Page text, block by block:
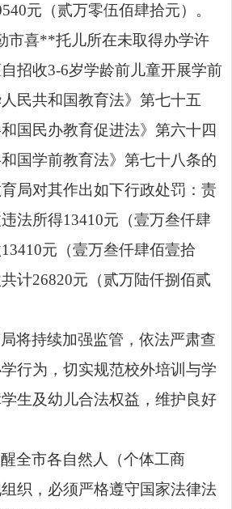
元（贰万零伍佰肆拾元）。
市喜**托儿所在未取得办学许
招收3-6岁学龄前儿童开展学前
民共和国教育法》第七十五
国民办教育促进法》第六十四
国学前教育法》第七十八条的
局对其作出如下行政处罚：责
法所得13410元（壹万叁仟肆
元（壹万叁仟肆佰壹拾
计26820元（贰万陆仟捌佰贰
将持续加强监管，依法严肃查
行为，切实规范校外培训与学
生及幼儿合法权益，维护良好
全市各自然人（个体工商
织，必须严格遵守国家法律法